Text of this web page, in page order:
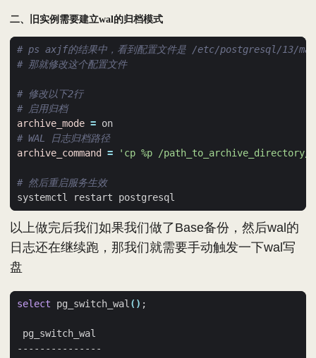
二、旧实例需要建立wal的归档模式
# ps axjf的结果中，看到配置文件是 /etc/postgresql/13/
# 那就修改这个配置文件
# 修改以下2行
# 启用归档
archive_mode =
# WAL 日志归档路径
archive_command
= 'cp %p /path_to_archive_directory/
# 然后重启服务生效
以上做完后我们如果我们做了Base备份，然后wal的
日志还在继续跑，那我们就需要手动触发一下wal写
盘
select pg_switch_wal () ;